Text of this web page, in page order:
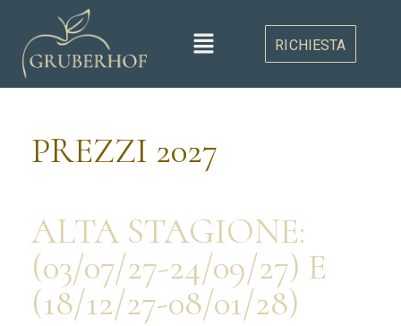
RICHIESTA
PREZZI 2027
ALTA STAGIONE:
(03/07/27-24/09/27) E
(18/12/27-08/01/28)